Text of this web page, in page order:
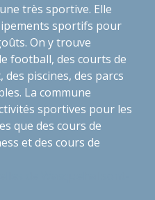
très sportive. Elle
sportifs pour
On y trouve
football, des courts de
piscines, des parcs
La commune
sportives pour les
que des cours de
et des cours de